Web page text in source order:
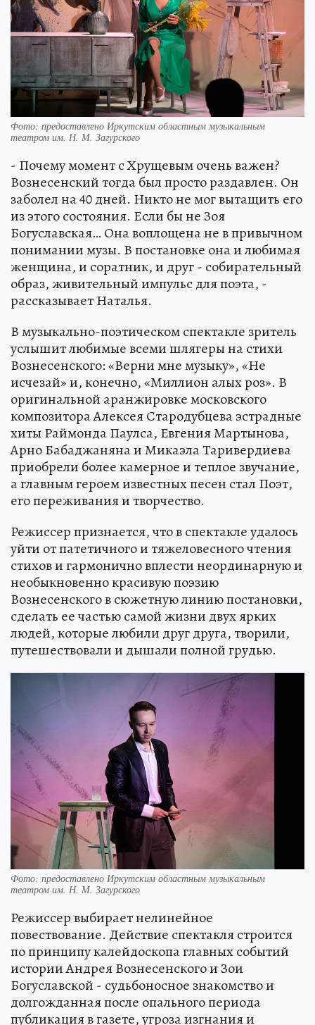
Фото: предоставлено Иркутским областным музыкальным
театром им. Н. М. Загурского
- Почему момент с Хрущевым очень важен?
Вознесенский тогда был просто раздавлен. Он
заболел на 40 дней. Никто не мог вытащить его
из этого состояния. Если бы не Зоя
Богуславская… Она воплощена не в привычном
понимании музы. В постановке она и любимая
женщина, и соратник, и друг - собирательный
образ, живительный импульс для поэта, -
рассказывает Наталья.
В музыкально-поэтическом спектакле зритель
услышит любимые всеми шлягеры на стихи
Вознесенского: «Верни мне музыку», «Не
исчезай» и, конечно, «Миллион алых роз». В
оригинальной аранжировке московского
композитора Алексея Стародубцева эстрадные
хиты Раймонда Паулса, Евгения Мартынова,
Арно Бабаджаняна и Микаэла Таривердиева
приобрели более камерное и теплое звучание,
а главным героем известных песен стал Поэт,
его переживания и творчество.
Режиссер признается, что в спектакле удалось
уйти от патетичного и тяжеловесного чтения
стихов и гармонично вплести неординарную и
необыкновенно красивую поэзию
Вознесенского в сюжетную линию постановки,
сделать ее частью самой жизни двух ярких
людей, которые любили друг друга, творили,
путешествовали и дышали полной грудью.
Фото: предоставлено Иркутским областным музыкальным
театром им. Н. М. Загурского
Режиссер выбирает нелинейное
повествование. Действие спектакля строится
по принципу калейдоскопа главных событий
истории Андрея Вознесенского и Зои
Богуславской - судьбоносное знакомство и
долгожданная после опального периода
публикация в газете, угроза изгнания и